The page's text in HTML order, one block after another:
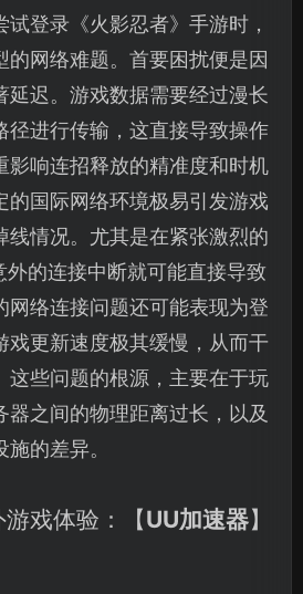
登录《火影忍者》手游时，
的网络难题。首要困扰便是因
延迟。游戏数据需要经过漫长
径进行传输，这直接导致操作
影响连招释放的精准度和时机
的国际网络环境极易引发游戏
线情况。尤其是在紧张激烈的
外的连接中断就可能直接导致
网络连接问题还可能表现为登
戏更新速度极其缓慢，从而干
这些问题的根源，主要在于玩
器之间的物理距离过长，以及
的差异。
戏体验：【UU加速器】